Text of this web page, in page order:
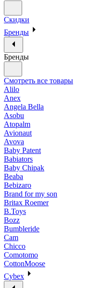
Скидки
Бренды
Бренды
Смотреть все товары
Alilo
Anex
Angela Bella
Asobu
Atopalm
Avionaut
Avova
Baby Patent
Babiators
Baby Chipak
Beaba
Bebizaro
Brand for my son
Britax Roemer
B.Toys
Bozz
Bumbleride
Cam
Chicco
Comotomo
CottonMoose
Cybex